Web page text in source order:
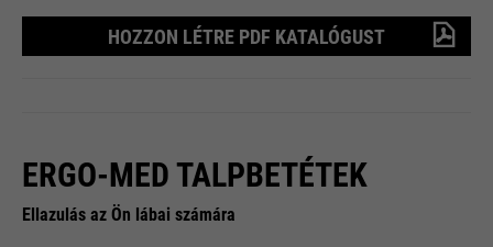
HOZZON LÉTRE PDF KATALÓGUST
ERGO-MED TALPBETÉTEK
Ellazulás az Ön lábai számára